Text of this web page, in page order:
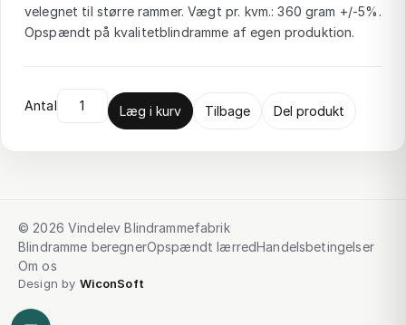
velegnet til større rammer. Vægt pr. kvm.: 360 gram +/-5%.
Opspændt på kvalitetblindramme af egen produktion.
Antal Læg i kurv Tilbage Del produkt
© 2026 Vindelev Blindrammefabrik
Blindramme beregnerOpspændt lærredHandelsbetingelser
Om os
Design by WiconSoft